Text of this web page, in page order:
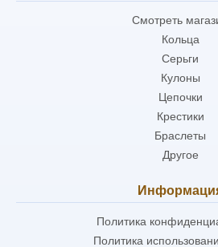
Смотреть
Кольца
Серьги
Кулоны
Цепочки
Крестики
Браслеты
Другое
Политика
Политика